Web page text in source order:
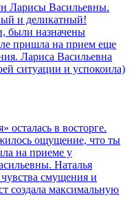
Ларисы Васильевны.
и деликатный!
были назначены
пришла на прием еще
Лариса Васильевна
ситуации и успокоила)
осталась в восторге.
ощущение, что ты
на приеме у
Наталья
смущения и
создала максимальную